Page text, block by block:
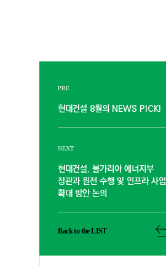
PRE
현대건설 8월의 NEWS PICK!
NEXT
현대건설, 불가리아 에너지부
장관과 원전 수행 및 인프라 사업
확대 방안 논의
Back to the LIST